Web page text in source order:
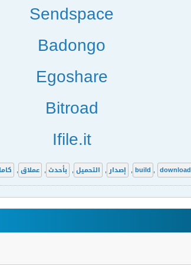
Sendspace
Badongo
Egoshare
Bitroad
Ifile.it
build , download
, إصدار , التحميل , بأحدث , عملاق ,